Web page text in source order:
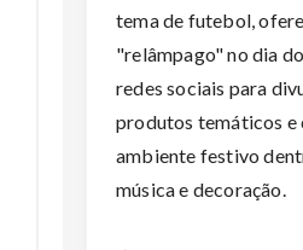
tema de futebol,
"relâmpago" no dia
redes sociais para
produtos temáticos e
ambiente festivo
música e decoração.